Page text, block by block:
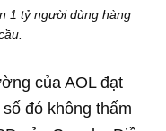
1 tỷ người dùng hàng
của AOL đạt
đó không thấm